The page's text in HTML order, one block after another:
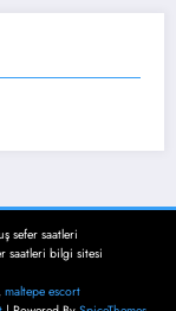
sefer saatleri
saatleri bilgi sitesi
maltepe escort